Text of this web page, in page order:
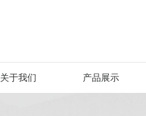
关于我们 产品展示